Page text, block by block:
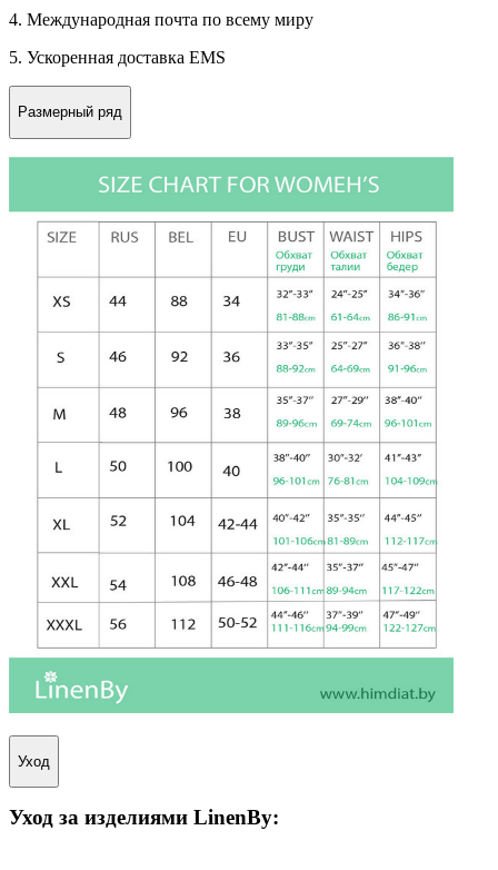
4. Международная почта по всему миру
5. Ускоренная доставка EMS
Размерный ряд
Уход
Уход за изделиями LinenBy: